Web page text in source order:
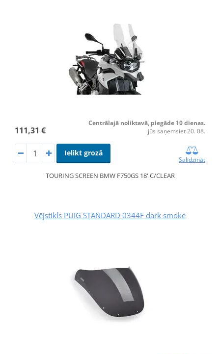
111,31 €
Centrālajā noliktavā, piegāde 10 dienas.
jūs saņemsiet 20. 08.
Ielikt grozā
Salīdzināt
TOURING SCREEN BMW F750GS 18' C/CLEAR
Vējstikls PUIG STANDARD 0344F dark smoke